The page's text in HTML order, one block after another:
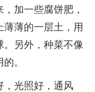
加一些腐饼肥，
薄的一层土，用
。另外，种菜不像
。
，光照好，通风